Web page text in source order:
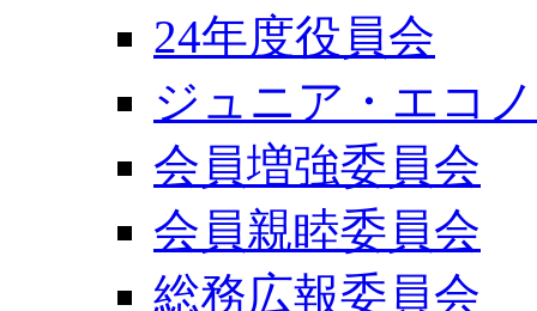
24年度役員会
ジュニア・エコ
会員増強委員会
会員親睦委員会
総務広報委員会